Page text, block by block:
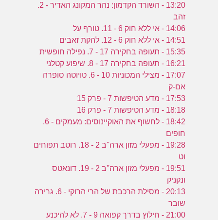
13:20 - השורד הקדמון: נהר המקונג האדיר - 2.
זהב
14:06 - אי ללא חוק 6 - 11. טורף על
14:51 - אי ללא חוק 6 - 12. להקת זאבים
15:35 - תעופה בחקירה 17 - 7. נפילה חופשית
16:21 - תעופה בחקירה 17 - 8. שיפוע קטלני
17:07 - מצילי המכוניות 10 - 6. טויוטה סופרה
אם-ק
17:53 - מדע הטיפשות 7 - פרק 15
18:18 - מדע הטיפשות 7 - פרק 16
18:42 - לחשוף את האוקיינוסים: מעמקים - 6.
חופים
19:28 - מפעלי מזון ארה''ב 2 - 18. רוטב תפוחים
וט
19:51 - מפעלי מזון ארה''ב 2 - 19. דונאטס
ונקניק
20:13 - מסילת הרכבת של הרי הרוקי - 6. גרירה
שובר
21:00 - חילוץ בדרך קפואה 9 - 7. לא להיכנע